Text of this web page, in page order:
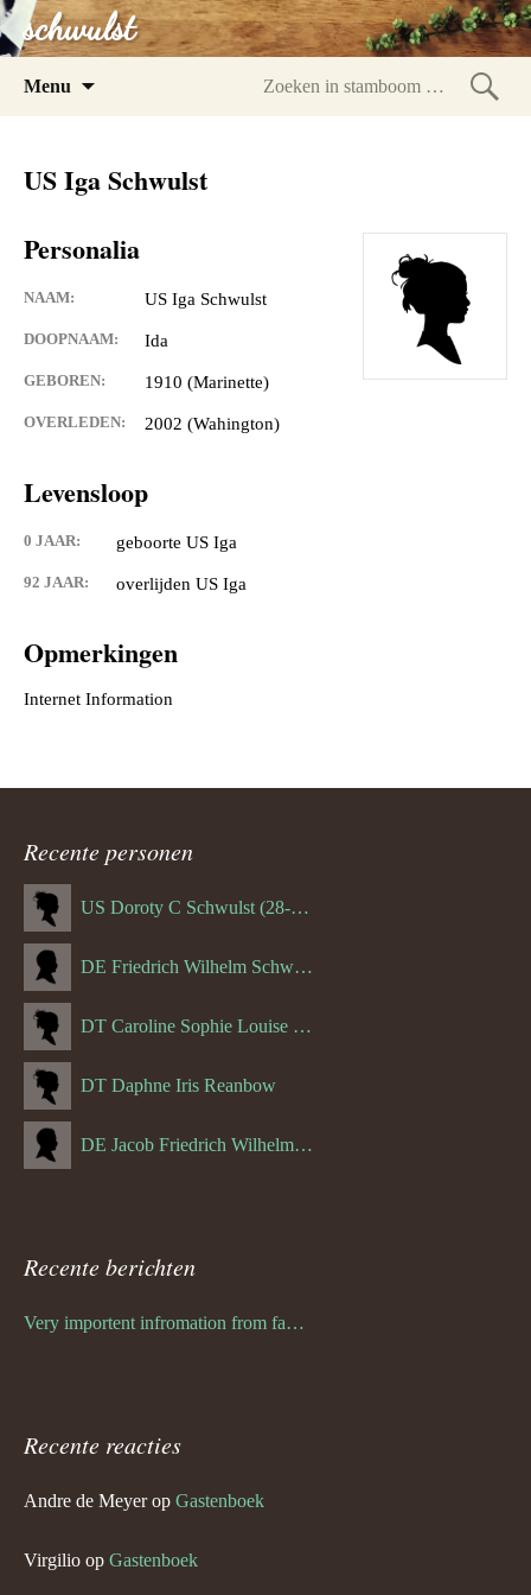
schwulst
Menu
US Iga Schwulst
Personalia
NAAM: US Iga Schwulst
DOOPNAAM: Ida
GEBOREN: 1910 (Marinette)
OVERLEDEN: 2002 (Wahington)
Levensloop
0 JAAR: geboorte US Iga
92 JAAR: overlijden US Iga
Opmerkingen
Recente personen
US Doroty C Schwulst (28-12-1919)
DE Friedrich Wilhelm Schwulst
DT Caroline Sophie Louise Schreuder born Schwulst (13-05-1866)
DT Daphne Iris Reanbow
DE Jacob Friedrich Wilhelm Hurth
Recente berichten
Very importent infromation from family Schwulst
Recente reacties
Andre de Meyerop Gastenboek
Virgilio op Gastenboek